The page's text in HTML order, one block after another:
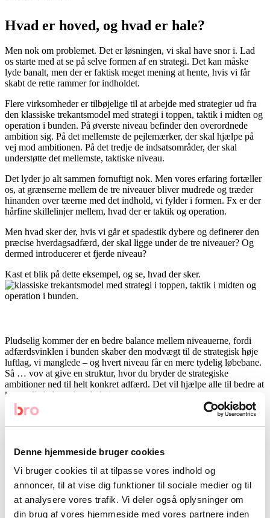
Denne hjemmeside bruger cookies
Vi bruger cookies til at tilpasse vores indhold og
annoncer, til at vise dig funktioner til sociale medier og til
at analysere vores trafik. Vi deler også oplysninger om
din brug af vores hjemmeside med vores partnere inden
Hvad er hoved, og hvad er hale?
Men nok om problemet. Det er løsningen, vi skal have snor i. Lad
os starte med at se på selve formen af en strategi. Det kan måske
lyde banalt, men der er faktisk meget mening at hente, hvis vi får
skabt de rette rammer for indholdet.
Flere virksomheder er tilbøjelige til at arbejde med strategier ud fra
den klassiske trekantsmodel med strategi i toppen, taktik i midten og
operation i bunden. På øverste niveau befinder den overordnede
ambition sig. På det mellemste de pejlemærker, der skal hjælpe på
vej mod ambitionen. På det tredje de indsatsområder, der skal
understøtte det mellemste, taktiske niveau.
Det lyder jo alt sammen fornuftigt nok. Men vores erfaring fortæller
os, at grænserne mellem de tre niveauer bliver mudrede og træder
hinanden over tæerne med det indhold, vi fylder i formen. Fx er der
hårfine skillelinjer mellem, hvad der er taktik og operation.
Men hvad sker der, hvis vi går et spadestik dybere og definerer den
præcise hverdagsadfærd, der skal ligge under de tre niveauer? Og
dermed introducerer et fjerde niveau?
Kast et blik på dette eksempel, og se, hvad der sker.
Pludselig kommer der en bedre balance mellem niveauerne, fordi
adfærdsvinklen i bunden skaber den modvægt til de strategisk høje
luftlag, vi manglede – og hvert niveau får en mere tydelig løbebane.
Så … vov at give en struktur, hvor du bryder de strategiske
ambitioner ned til helt konkret adfærd. Det vil hjælpe alle til bedre at
kunne finde hoved og hale i strategien.
Væk med ulden og helt ind til benet
Én ting er formen. Noget andet er ordene. Og lad os sige det, som
Måske kan vi ikke altid krybe uden om de gennemtyggede floskler
og flyvske fraser, når vi formidler en strategi. Men hvad vi kan gøre
er at nedbryde betydninger til noget helt konkret. Definere den